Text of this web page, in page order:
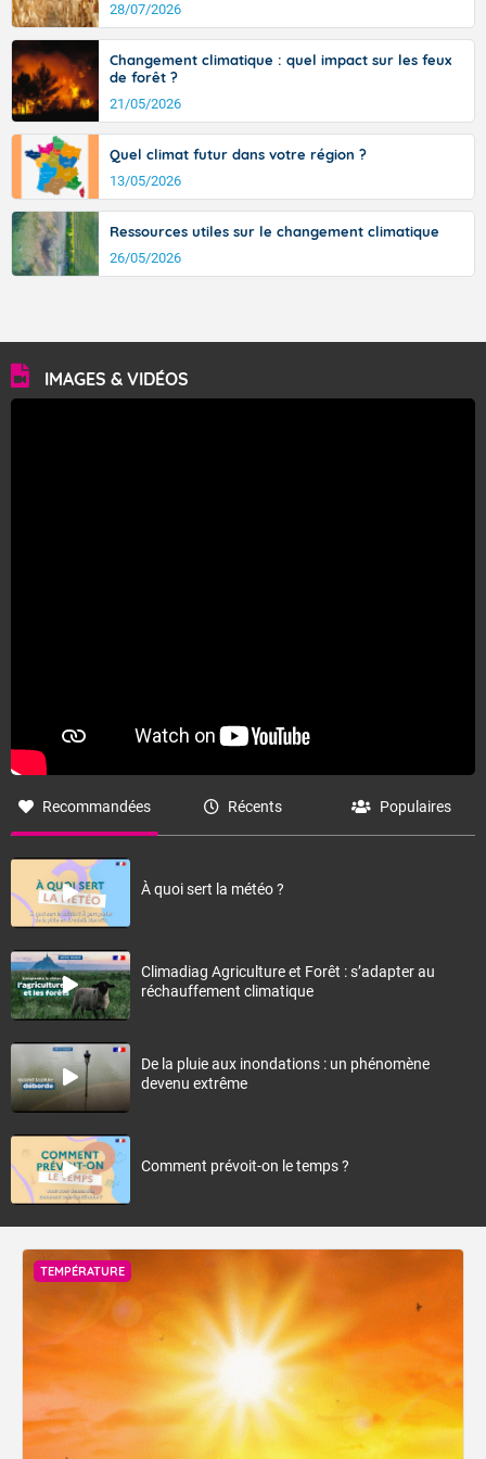
avec des pointes jusqu'à 37 à 38 degrés dans l'arrière-
pays varois et en vallée de la Garonne.
28/07/2026
Changement climatique : quel impact sur les feux
de forêt ?
21/05/2026
Quel climat futur dans votre région ?
13/05/2026
Ressources utiles sur le changement climatique
26/05/2026
IMAGES & VIDÉOS
Recommandées Récents Populaires
À quoi sert la météo ?
Climadiag Agriculture et Forêt : s’adapter au
réchauffement climatique
De la pluie aux inondations : un phénomène
devenu extrême
Comment prévoit-on le temps ?
TEMPÉRATURE